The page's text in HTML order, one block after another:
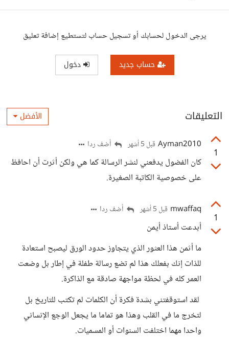
يرجى الدخول لحسابك أو تسجيل حساب لتستطيع إضافة تعليق
حساب جديد دخول
التعليقات الأفضل
1
Ayman2010 قبل 5 أشهر أضف ردا
كان الفضول يدفعني لنشر الرسالة كما هي ولكن أثرت أن احافظ
على خصوصية الكاتبة الصغيرة.
1
mwaffaq قبل 5 أشهر أضف ردا
أبدعت أستاذ أيمن
ما أثمن هذا العثور الذي يتجاوز حدود الورق ليصبح استعادة
للذات إنك بفعلك هذا لم تضع رسالة طفلة في إطار بل وضعت
العمر كله في لحظة مواجهة صادقة مع الذاكرة.
لقد استوقفتني بشدة فكرة أن الكلمات لم تكتب للتاريخ بل
لتخرج ما في القلب وهذا هو تماما ما يجعل الوجع الإنساني
واحدا مهما اختلفت السنوات أو المسميات.